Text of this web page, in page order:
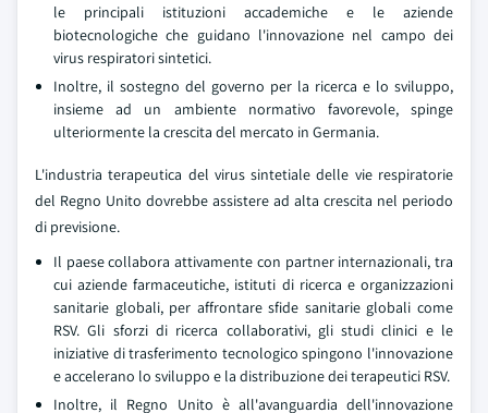
le principali istituzioni accademiche e le aziende
biotecnologiche che guidano l'innovazione nel campo dei
virus respiratori sintetici.
Inoltre, il sostegno del governo per la ricerca e lo sviluppo,
insieme ad un ambiente normativo favorevole, spinge
ulteriormente la crescita del mercato in Germania.
L'industria terapeutica del virus sintetiale delle vie respiratorie
del Regno Unito dovrebbe assistere ad alta crescita nel periodo
di previsione.
Il paese collabora attivamente con partner internazionali, tra
cui aziende farmaceutiche, istituti di ricerca e organizzazioni
sanitarie globali, per affrontare sfide sanitarie globali come
RSV. Gli sforzi di ricerca collaborativi, gli studi clinici e le
iniziative di trasferimento tecnologico spingono l'innovazione
e accelerano lo sviluppo e la distribuzione dei terapeutici RSV.
Inoltre, il Regno Unito è all'avanguardia dell'innovazione